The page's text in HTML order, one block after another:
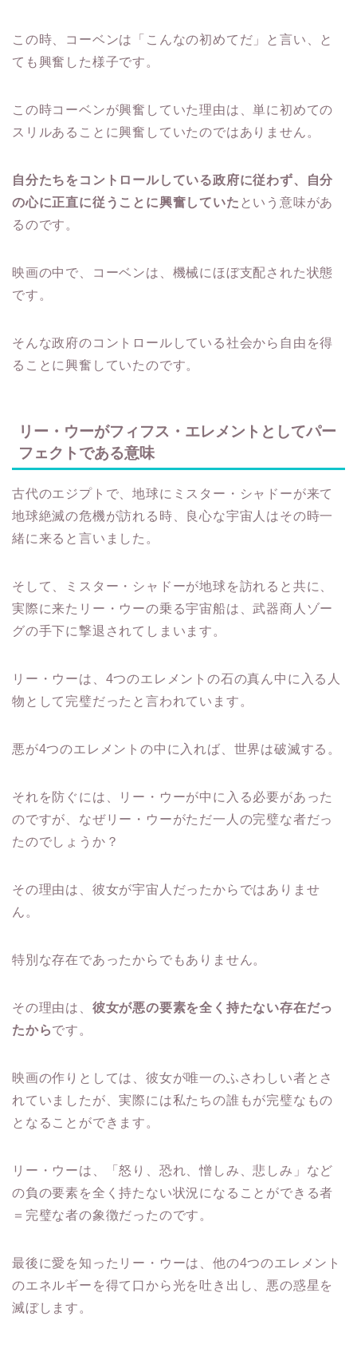
この時、コーベンは「こんなの初めてだ」と言い、と
ても興奮した様子です。
この時コーベンが興奮していた理由は、単に初めての
スリルあることに興奮していたのではありません。
自分たちをコントロールしている政府に従わず、自分
の心に正直に従うことに興奮していた という意味があ
るのです。
映画の中で、コーベンは、機械にほぼ支配された状態
です。
そんな政府のコントロールしている社会から自由を得
ることに興奮していたのです。
リー・ウーがフィフス・エレメントとしてパー
フェクトである意味
古代のエジプトで、地球にミスター・シャドーが来て
地球絶滅の危機が訪れる時、良心な宇宙人はその時一
緒に来ると言いました。
そして、ミスター・シャドーが地球を訪れると共に、
実際に来たリー・ウーの乗る宇宙船は、武器商人ゾー
グの手下に撃退されてしまいます。
リー・ウーは、4つのエレメントの石の真ん中に入る人
物として完璧だったと言われています。
悪が4つのエレメントの中に入れば、世界は破滅する。
それを防ぐには、リー・ウーが中に入る必要があった
のですが、なぜリー・ウーがただ一人の完璧な者だっ
たのでしょうか？
その理由は、彼女が宇宙人だったからではありませ
ん。
特別な存在であったからでもありません。
その理由は、 彼女が悪の要素を全く持たない存在だっ
たからです。
映画の作りとしては、彼女が唯一のふさわしい者とさ
れていましたが、実際には私たちの誰もが完璧なもの
となることができます。
リー・ウーは、「怒り、恐れ、憎しみ、悲しみ」など
の負の要素を全く持たない状況になることができる者
＝完璧な者の象徴だったのです。
最後に愛を知ったリー・ウーは、他の4つのエレメント
のエネルギーを得て口から光を吐き出し、悪の惑星を
滅ぼします。